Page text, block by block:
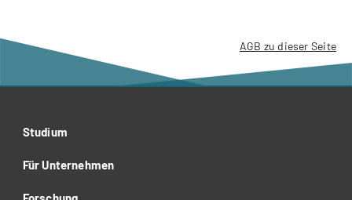
AGB zu dieser Seite
Studium
Für Unternehmen